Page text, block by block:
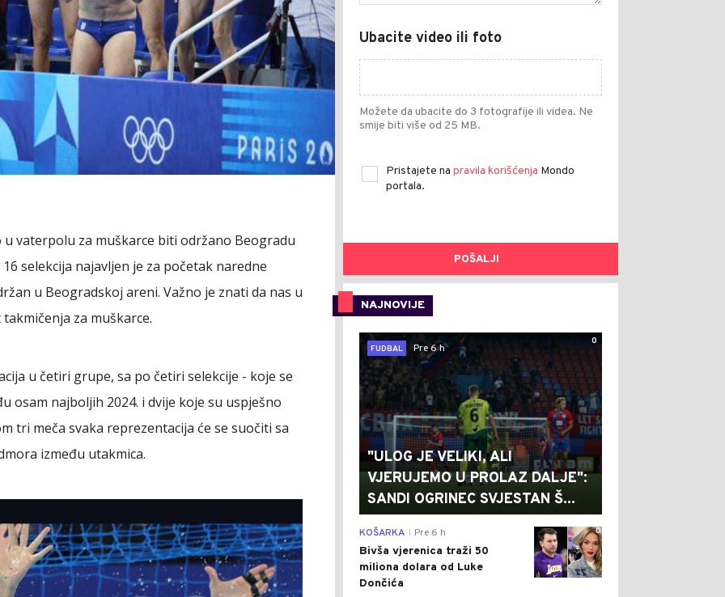
vaterpolu za muškarce biti održano Beogradu
selekcija najavljen je za početak naredne
u Beogradskoj areni. Važno je znati da nas u
za muškarce.
u četiri grupe, sa po četiri selekcije - koje se
osam najboljih 2024. i dvije koje su uspješno
tri meča svaka reprezentacija će se suočiti sa
između utakmica.
Ubacite video ili foto
Možete da ubacite do 3 fotografije ili videa. Ne
smije biti više od 25 MB.
Pristajete na pravila korišćenja Mondo
portala.
POŠALJI
NAJNOVIJE
0
FUDBAL
Pre 6 h
"ULOG JE VELIKI, ALI
VJERUJEMO U PROLAZ DALJE":
SANDI OGRINEC SVJESTAN Š...
0
KOŠARKA Pre 6 h
Bivša vjerenica traži 50
miliona dolara od Luke
Dončića